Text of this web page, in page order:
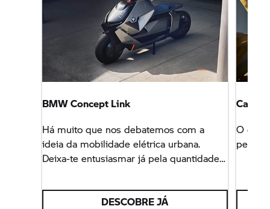
BMW Concept Link
Há muito que nos debatemos com a
ideia da mobilidade elétrica urbana.
Deixa-te entusiasmar já pela quantidade
conseguimos, finalmente, concretizar na
DESCOBRE JÁ
O